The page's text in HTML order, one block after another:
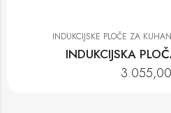
INDUKCIJSKE PLOČE ZA
INDUKCIJSKA
3.055,00